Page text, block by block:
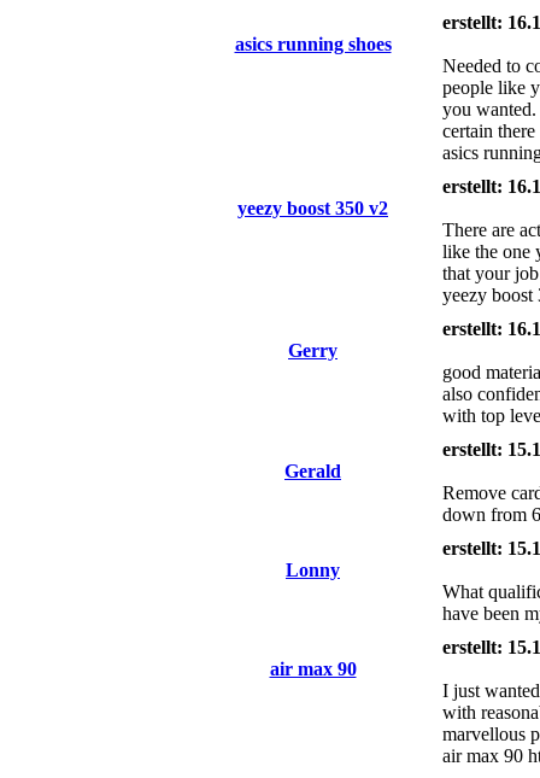
asics running shoes
erstellt:
Needed to
people like
you wanted.
certain
asics
yeezy boost 350 v2
erstellt:
There are
like the one
that your
yeezy
Gerry
erstellt:
good
also
with top
Gerald
erstellt:
Remove
down from
Lonny
erstellt:
What
have been
air max 90
erstellt:
I just
with
marvellous
air max 90